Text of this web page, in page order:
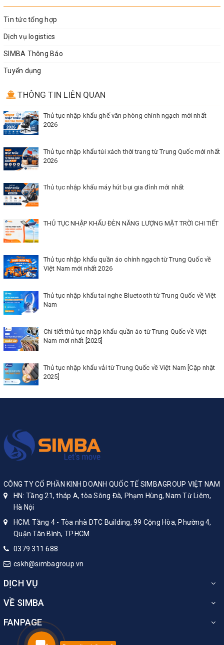
Tin tức tổng hợp
Dịch vụ logistics
SIMBA Thông Báo
Tuyển dụng
THÔNG TIN LIÊN QUAN
Thủ tục nhập khẩu ghế văn phòng chính ngạch mới nhất
2026
Thủ tục nhập khẩu túi xách thời trang từ Trung Quốc mới nhất
2026
Thủ tục nhập khẩu máy hút bụi gia đình mới nhất
THỦ TỤC NHẬP KHẨU ĐÈN NĂNG LƯỢNG MẶT TRỜI CHI TIẾT
Thủ tục nhập khẩu quần áo chính ngạch từ Trung Quốc về
Việt Nam mới nhất 2026
Thủ tục nhập khẩu tai nghe Bluetooth từ Trung Quốc về Việt
Nam
Chi tiết thủ tục nhập khẩu quần áo từ Trung Quốc về Việt
Nam mới nhất [2025]
Thủ tục nhập khẩu vải từ Trung Quốc về Việt Nam [Cập nhật
2025]
CÔNG TY CỔ PHẦN KINH DOANH QUỐC TẾ SIMBAGROUP VIỆT NAM
HN: Tầng 21, tháp A, tòa Sông Đà, Phạm Hùng, Nam Từ Liêm,
Hà Nội
HCM: Tầng 4 - Tòa nhà DTC Building, 99 Cộng Hòa, Phường 4,
Quận Tân Bình, TP.HCM
0379 311 688
cskh@simbagroup.vn
DỊCH VỤ
VỀ SIMBA
FANPAGE